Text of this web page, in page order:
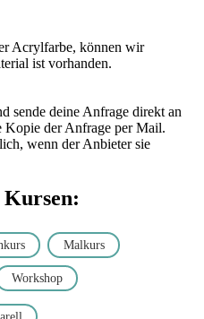
Acrylfarbe, können wir
ist vorhanden.
sende deine Anfrage direkt an
Kopie der Anfrage per Mail.
wenn der Anbieter sie
Kursen:
Malkurs
Workshop